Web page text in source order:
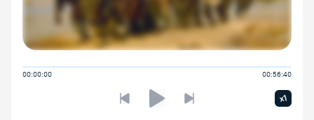
00:00:00 00:56:40
Предыдущая лекцияСледующая лекция
x1